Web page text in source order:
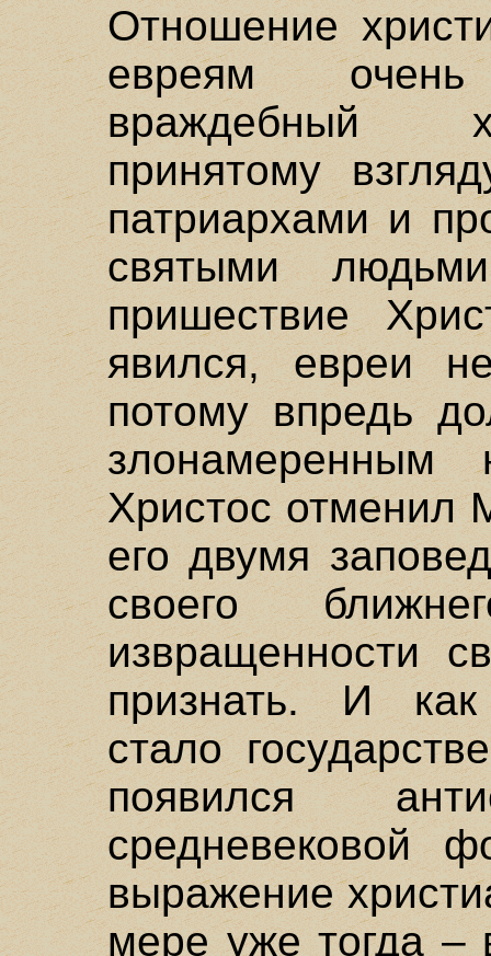
Отношение
евреям
враждебный
принятому
патриархами и
святыми
пришествие
явился, евреи
потому впредь
Христос отменил
его двумя
своего
извращенности
признать. И как
стало
появился
средневековой
выражение
мере уже тогда –